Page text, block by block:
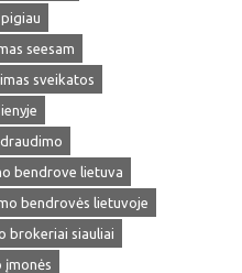
seesam
sveikatos
draudimo
bendrove lietuva
bendrovės lietuvoje
brokeriai siauliai
įmonės